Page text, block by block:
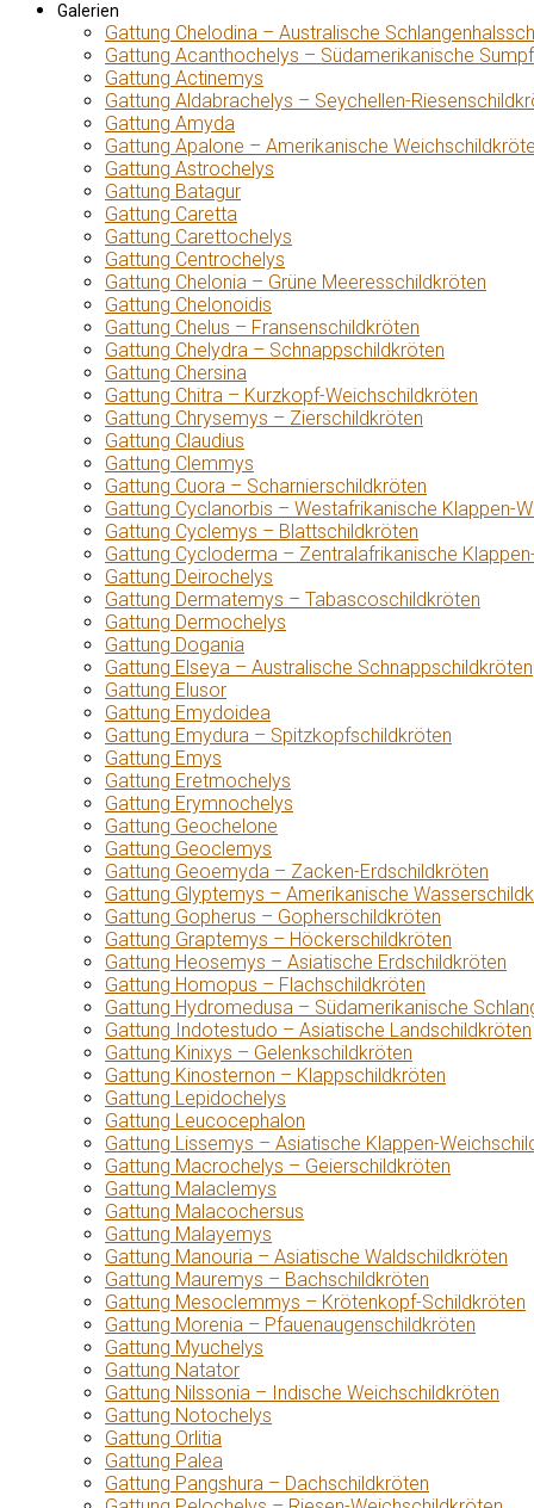
Galerien
Gattung Chelodina – Australische
Gattung Acanthochelys – Südamerikanische
Gattung Actinemys
Gattung Aldabrachelys – Seychellen-
Gattung Amyda
Gattung Apalone – Amerikanische
Gattung Astrochelys
Gattung Batagur
Gattung Caretta
Gattung Carettochelys
Gattung Centrochelys
Gattung Chelonia – Grüne Meeresschildkröten
Gattung Chelonoidis
Gattung Chelus – Fransenschildkröten
Gattung Chelydra – Schnappschildkröten
Gattung Chersina
Gattung Chitra – Kurzkopf-Weichschildkröten
Gattung Chrysemys – Zierschildkröten
Gattung Claudius
Gattung Clemmys
Gattung Cuora – Scharnierschildkröten
Gattung Cyclanorbis – Westafrikanische Klappen-
Gattung Cyclemys – Blattschildkröten
Gattung Cycloderma – Zentralafrikanische
Gattung Deirochelys
Gattung Dermatemys – Tabascoschildkröten
Gattung Dermochelys
Gattung Dogania
Gattung Elseya – Australische Schnappschildkröten
Gattung Elusor
Gattung Emydoidea
Gattung Emydura – Spitzkopfschildkröten
Gattung Emys
Gattung Eretmochelys
Gattung Erymnochelys
Gattung Geochelone
Gattung Geoclemys
Gattung Geoemyda – Zacken-Erdschildkröten
Gattung Glyptemys – Amerikanische
Gattung Gopherus – Gopherschildkröten
Gattung Graptemys – Höckerschildkröten
Gattung Heosemys – Asiatische Erdschildkröten
Gattung Homopus – Flachschildkröten
Gattung Hydromedusa – Südamerikanische
Gattung Indotestudo – Asiatische Landschildkröten
Gattung Kinixys – Gelenkschildkröten
Gattung Kinosternon – Klappschildkröten
Gattung Lepidochelys
Gattung Leucocephalon
Gattung Lissemys – Asiatische Klappen-
Gattung Macrochelys – Geierschildkröten
Gattung Malaclemys
Gattung Malacochersus
Gattung Malayemys
Gattung Manouria – Asiatische Waldschildkröten
Gattung Mauremys – Bachschildkröten
Gattung Mesoclemmys – Krötenkopf-Schildkröten
Gattung Morenia – Pfauenaugenschildkröten
Gattung Myuchelys
Gattung Natator
Gattung Nilssonia – Indische Weichschildkröten
Gattung Notochelys
Gattung Orlitia
Gattung Palea
Gattung Pangshura – Dachschildkröten